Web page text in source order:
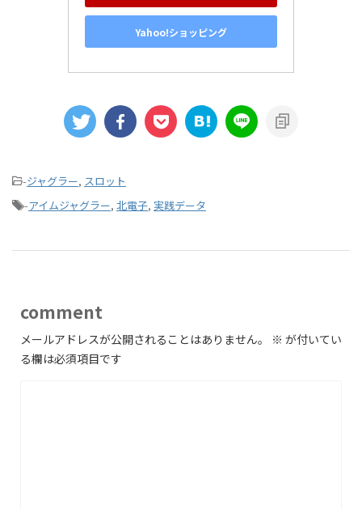
Yahoo!ショッピング
-ジャグラー, スロット
-アイムジャグラー, 北電子, 実践データ
comment
メールアドレスが公開されることはありません。 ※ が付いてい
る欄は必須項目です